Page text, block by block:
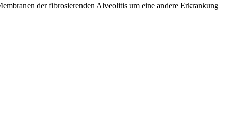
der fibrosierenden Alveolitis um eine andere Erkrankung